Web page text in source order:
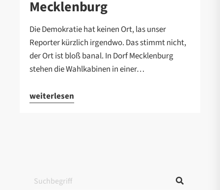
Mecklenburg
Die Demokratie hat keinen Ort, las unser
Reporter kürzlich irgendwo. Das stimmt nicht,
der Ort ist bloß banal. In Dorf Mecklenburg
stehen die Wahlkabinen in einer…
weiterlesen